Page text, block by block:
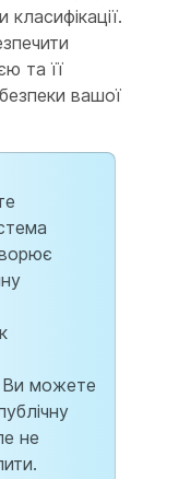
класифікації.
та її
вашої
Ви можете
не